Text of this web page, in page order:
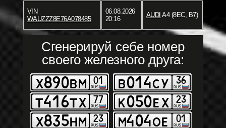
VIN
WAUZZZ8E76A078485
06.08.2026
20:16
AUDI A4 (8EC, B7)
Сгенерируй себе номер
своего железного друга: